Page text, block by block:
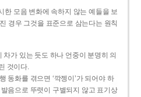
한 모음 변화에 속하지 않는 예들을 보
경우 그것을 표준으로 삼는다는 원칙
차가 있는 듯도 하나 언중이 분명히 의
것이다.
동화를 겪으면 ‘깍젱이’가 되어야 하
발음으로 뚜렷이 구별되지 않고 표기상